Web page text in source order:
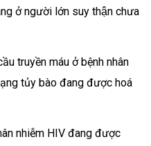
ở người lớn suy thận chưa
truyền máu ở bệnh nhân
tủy bào đang được hoá
nhiễm HIV đang được